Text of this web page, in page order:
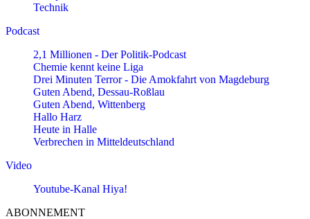
Technik
Podcast
2,1 Millionen - Der Politik-Podcast
Chemie kennt keine Liga
Drei Minuten Terror - Die Amokfahrt von Magdeburg
Guten Abend, Dessau-Roßlau
Guten Abend, Wittenberg
Hallo Harz
Heute in Halle
Verbrechen in Mitteldeutschland
Video
Youtube-Kanal Hiya!
ABONNEMENT